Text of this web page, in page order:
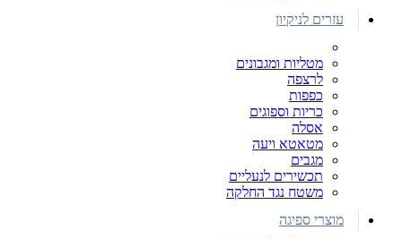
עזרים לניקיון
מטליות ומגבונים
לרצפה
כפפות
כריות וספוגים
אסלה
מטאטא ויעה
מגבים
תכשירים לנעליים
משטח נגד החלקה
מוצרי ספיגה